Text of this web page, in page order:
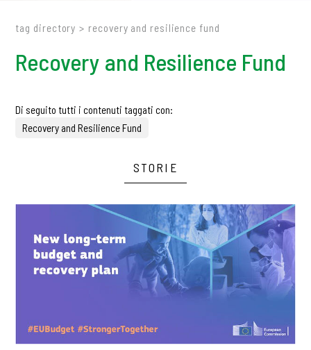
tag directory > recovery and resilience fund
Recovery and Resilience Fund
Di seguito tutti i contenuti taggati con:
Recovery and Resilience Fund
STORIE